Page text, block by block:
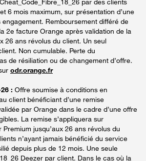
6 mois maximum, sur présentation d’une
engagement. Remboursement différé de
2e facture Orange après validation de la
26 ans révolus du client. Un seul
Non cumulable. Perte du
de résiliation ou de changement d’offre.
odr.orange.fr
: Offre soumise à conditions en
client bénéficiant d’une remise
par Orange dans le cadre d’une offre
La remise s’appliquera sur
Premium jusqu’aux 26 ans révolus du
n’ayant jamais bénéficié du service
depuis plus de 12 mois. Une seule
Deezer par client. Dans le cas où la